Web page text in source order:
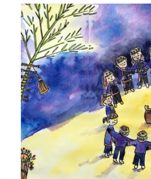
祭儀信仰
工藝服飾
民族植物
風味飲食
歌舞文化
歡迎來部落
旅遊資訊
部落美食
原民文創